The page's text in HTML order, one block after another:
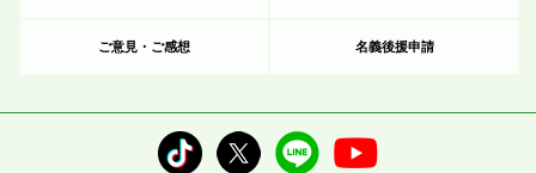
ご意見・ご感想 名義後援申請